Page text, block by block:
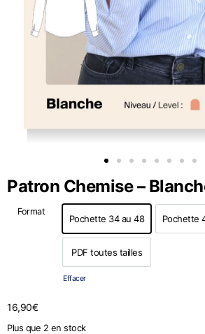
Patron Chemise –
Format
Pochette 34 au 48 Pochette
PDF toutes tailles
PDF toutes tailles
Effacer
16,90€
Plus que 2 en stock